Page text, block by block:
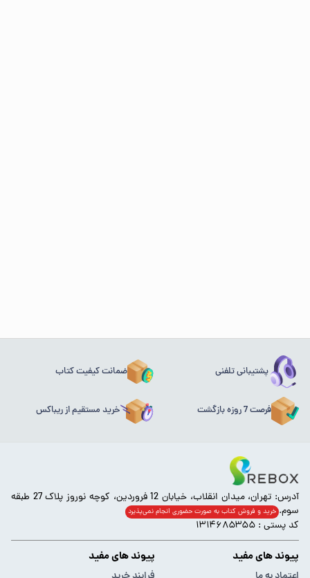
پشتیبانی تلفنی ضمانت کیفیت کتاب
فرصت 7 روزه بازگشت خرید مستقیم از ریباکس
آدرس: تهران، میدان انقلاب، خیابان 12 فروردین، کوچه نوروز پلاک 27 طبقه
سوم. خرید و فروش کتاب به صورت حضوری انجام‌ نمی‌پذیرد
کد پستی : ۱۳۱۴۶۸۵۳۵۵
پیوند های مفید پیوند های مفید